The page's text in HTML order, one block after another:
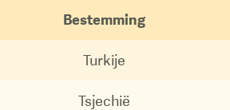
Bestemming
Turkije
Tsjechië